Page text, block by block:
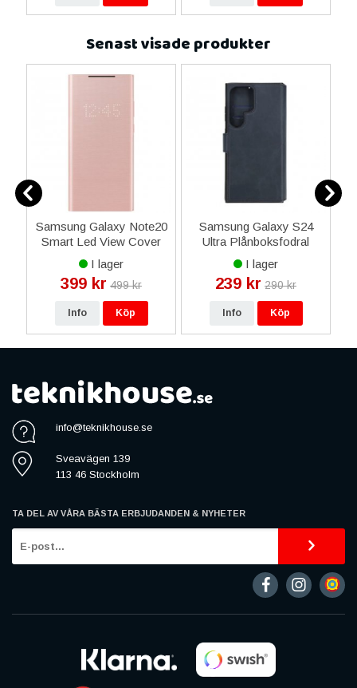
Senast visade produkter
Samsung Galaxy Note20
Smart Led View Cover
Skal Original - Brons
I lager
399 kr 499 kr
Info Köp
Samsung Galaxy S24
Ultra Plånboksfodral
Rvelon - Blå
I lager
239 kr 290 kr
Info Köp
info@teknikhouse.se
Sveavägen 139
113 46 Stockholm
TA DEL AV VÅRA BÄSTA ERBJUDANDEN & NYHETER